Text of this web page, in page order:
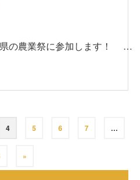
県の農業祭に参加します！ …
4 5 6 7 …
»